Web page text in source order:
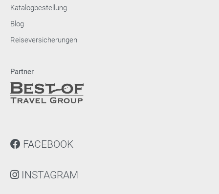
Katalogbestellung
Blog
Reiseversicherungen
Partner
FACEBOOK
INSTAGRAM